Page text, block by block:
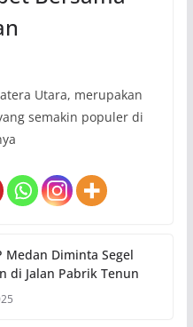
Utara, merupakan
semakin populer di
Medan Diminta Segel
di Jalan Pabrik Tenun